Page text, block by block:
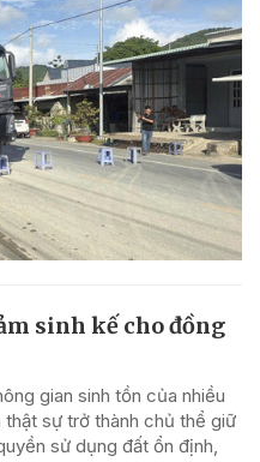
sinh kế cho đồng
gian sinh tồn của nhiều
sự trở thành chủ thể giữ
sử dụng đất ổn định,